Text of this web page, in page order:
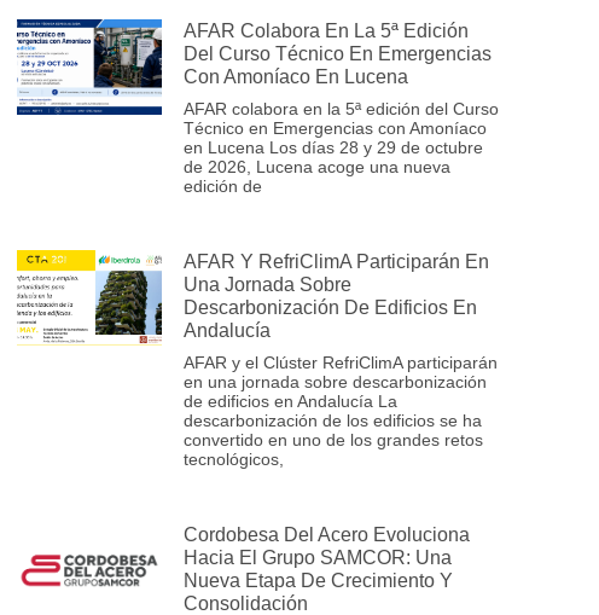
AFAR Colabora En La 5ª Edición
Del Curso Técnico En Emergencias
Con Amoníaco En Lucena
AFAR colabora en la 5ª edición del Curso
Técnico en Emergencias con Amoníaco
en Lucena Los días 28 y 29 de octubre
de 2026, Lucena acoge una nueva
edición de
AFAR Y RefriClimA Participarán En
Una Jornada Sobre
Descarbonización De Edificios En
Andalucía
AFAR y el Clúster RefriClimA participarán
en una jornada sobre descarbonización
de edificios en Andalucía La
descarbonización de los edificios se ha
convertido en uno de los grandes retos
tecnológicos,
Cordobesa Del Acero Evoluciona
Hacia El Grupo SAMCOR: Una
Nueva Etapa De Crecimiento Y
Consolidación